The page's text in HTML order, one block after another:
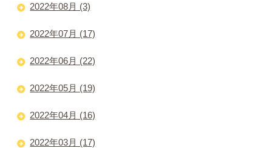
2022年08月 (3)
2022年07月 (17)
2022年06月 (22)
2022年05月 (19)
2022年04月 (16)
2022年03月 (17)